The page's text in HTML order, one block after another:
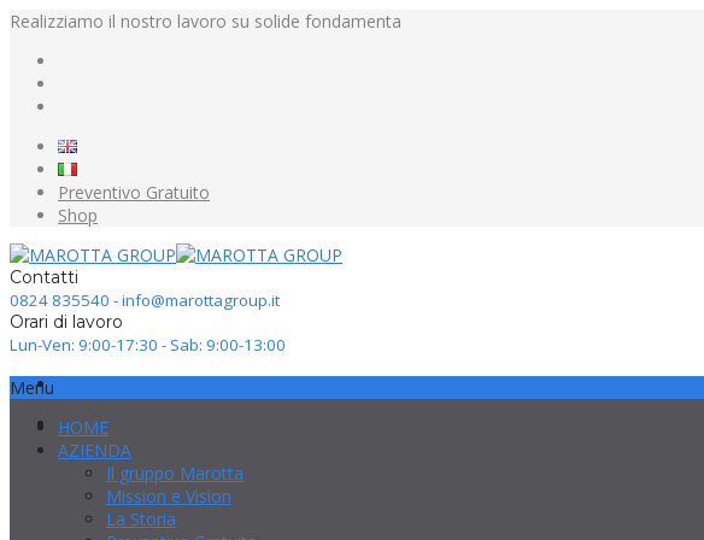
Realizziamo il nostro lavoro su solide fondamenta
Preventivo Gratuito
Shop
Contatti
0824 835540 - info@marottagroup.it
Orari di lavoro
Lun-Ven: 9:00-17:30 - Sab: 9:00-13:00
Menu
HOME
AZIENDA
Il gruppo Marotta
Mission e Vision
La Storia